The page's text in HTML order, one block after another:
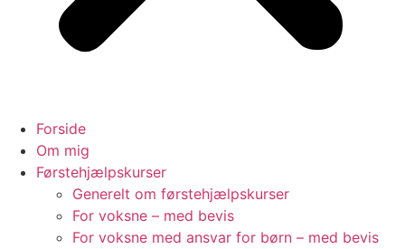
Forside
Om mig
Førstehjælpskurser
Generelt om førstehjælpskurser
For voksne – med bevis
For voksne med ansvar for børn – med bevis